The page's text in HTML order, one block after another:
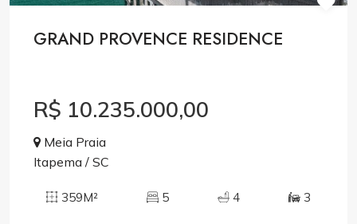
GRAND PROVENCE RESIDENCE
R$ 10.235.000,00
Meia Praia
Itapema / SC
359M² 5 4 3